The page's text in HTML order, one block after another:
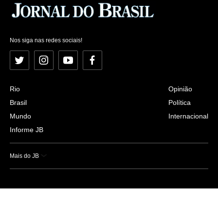
Nos siga nas redes sociais!
Twitter InstagramYouTubeFacebook
Rio
Brasil
Mundo
Informe JB
Opinião
Política
Internacional
Mais do JB
Esportes